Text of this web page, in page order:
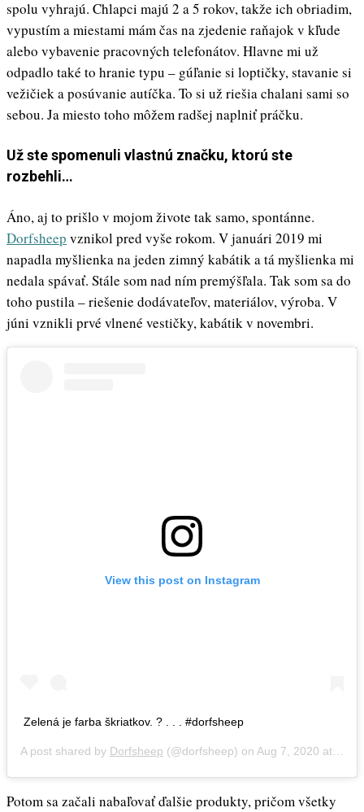
spolu vyhrajú. Chlapci majú 2 a 5 rokov, takže ich obriadim,
vypustím a miestami mám čas na zjedenie raňajok v kľude
alebo vybavenie pracovných telefonátov. Hlavne mi už
odpadlo také to hranie typu – gúľanie si loptičky, stavanie si
vežičiek a posúvanie autíčka. To si už riešia chalani sami so
sebou. Ja miesto toho môžem radšej naplniť práčku.
Už ste spomenuli vlastnú značku, ktorú ste
rozbehli…
Áno, aj to prišlo v mojom živote tak samo, spontánne.
Dorfsheep vznikol pred vyše rokom. V januári 2019 mi
napadla myšlienka na jeden zimný kabátik a tá myšlienka mi
nedala spávať. Stále som nad ním premýšľala. Tak som sa do
toho pustila – riešenie dodávateľov, materiálov, výroba. V
júni vznikli prvé vlnené vestičky, kabátik v novembri.
View this post on Instagram
Zelená je farba škriatkov. ? . . . #dorfsheep
A post shared by Dorfsheep (@dorfsheep) on Aug 7, 2020 at 8:58pm PDT
Potom sa začali nabaľovať ďalšie produkty, pričom všetky